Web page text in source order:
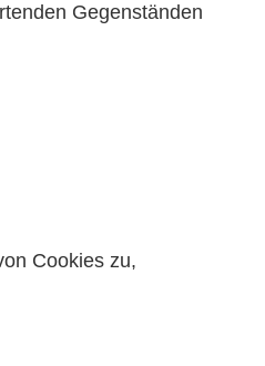
Gegenständen
Cookies zu,